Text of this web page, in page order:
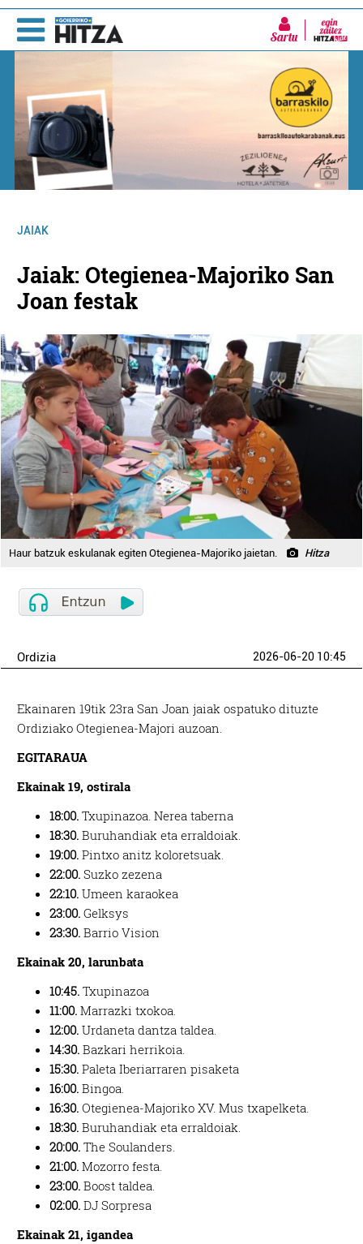
Sartu
JAIAK
Jaiak: Otegienea-Majoriko San
Joan festak
Haur batzuk eskulanak egiten Otegienea-Majoriko jaietan. Hitza
Ordizia 2026-06-20 10:45
Ekainaren 19tik 23ra San Joan jaiak ospatuko dituzte
Ordiziako Otegienea-Majori auzoan.
EGITARAUA
Ekainak 19, ostirala
18:00. Txupinazoa. Nerea taberna
18:30. Buruhandiak eta erraldoiak.
19:00. Pintxo anitz koloretsuak.
22:00. Suzko zezena
22:10. Umeen karaokea
23:00. Gelksys
23:30. Barrio Vision
Ekainak 20, larunbata
10:45. Txupinazoa
11:00. Marrazki txokoa.
12:00. Urdaneta dantza taldea.
14:30. Bazkari herrikoia.
15:30. Paleta Iberiarraren pisaketa
16:00. Bingoa.
16:30. Otegienea-Majoriko XV. Mus txapelketa.
18:30. Buruhandiak eta erraldoiak.
20:00. The Soulanders.
21:00. Mozorro festa.
23:00. Boost taldea.
02:00. DJ Sorpresa
Ekainak 21, igandea